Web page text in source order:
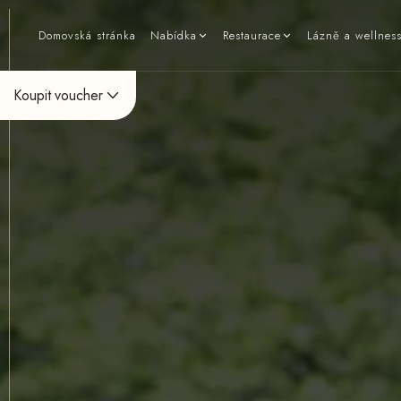
Domovská stránka Nabídka Restaurace Lázně a wellness
Koupit voucher